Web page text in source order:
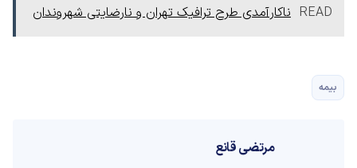
READ ناکارآمدی طرح ترافیک تهران و نارضایتی شهروندان
بیمه
مرتضی قانع